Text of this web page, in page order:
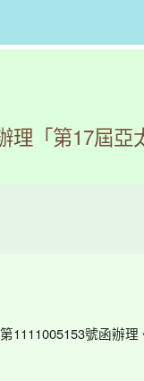
理「第17屆亞
1111005153號函辦理